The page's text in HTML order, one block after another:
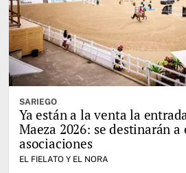
SARIEGO
Ya están a la venta la
Maeza 2026: se destinarán a
asociaciones
EL FIELATO Y EL NORA